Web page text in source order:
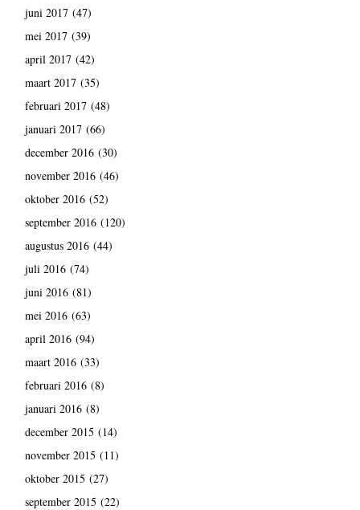
juni 2017(47)
mei 2017(39)
april 2017(42)
maart 2017(35)
februari 2017(48)
januari 2017(66)
december 2016(30)
november 2016(46)
oktober 2016(52)
september 2016(120)
augustus 2016(44)
juli 2016(74)
juni 2016(81)
mei 2016(63)
april 2016(94)
maart 2016(33)
februari 2016(8)
januari 2016(8)
december 2015 (14)
november 2015 (11)
oktober 2015 (27)
september 2015 (22)